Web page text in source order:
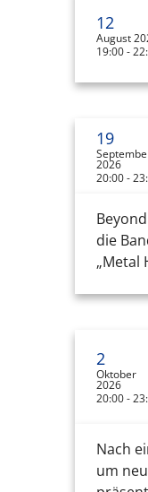
12
August
19:00 -
19
2026
20:00 -
die
„Metal
2
Oktober
2026
20:00 -
Nach
um